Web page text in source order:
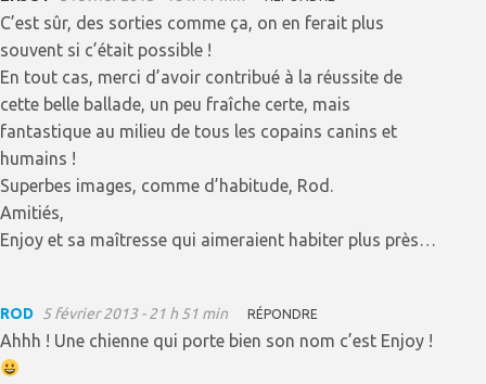
C’est sûr, des sorties comme ça, on en ferait plus
souvent si c’était possible !
En tout cas, merci d’avoir contribué à la réussite de
cette belle ballade, un peu fraîche certe, mais
fantastique au milieu de tous les copains canins et
humains !
Superbes images, comme d’habitude, Rod.
Amitiés,
Enjoy et sa maîtresse qui aimeraient habiter plus près…
ROD 5 février 2013 - 21 h 51 min RÉPONDRE
Ahhh ! Une chienne qui porte bien son nom c’est Enjoy !